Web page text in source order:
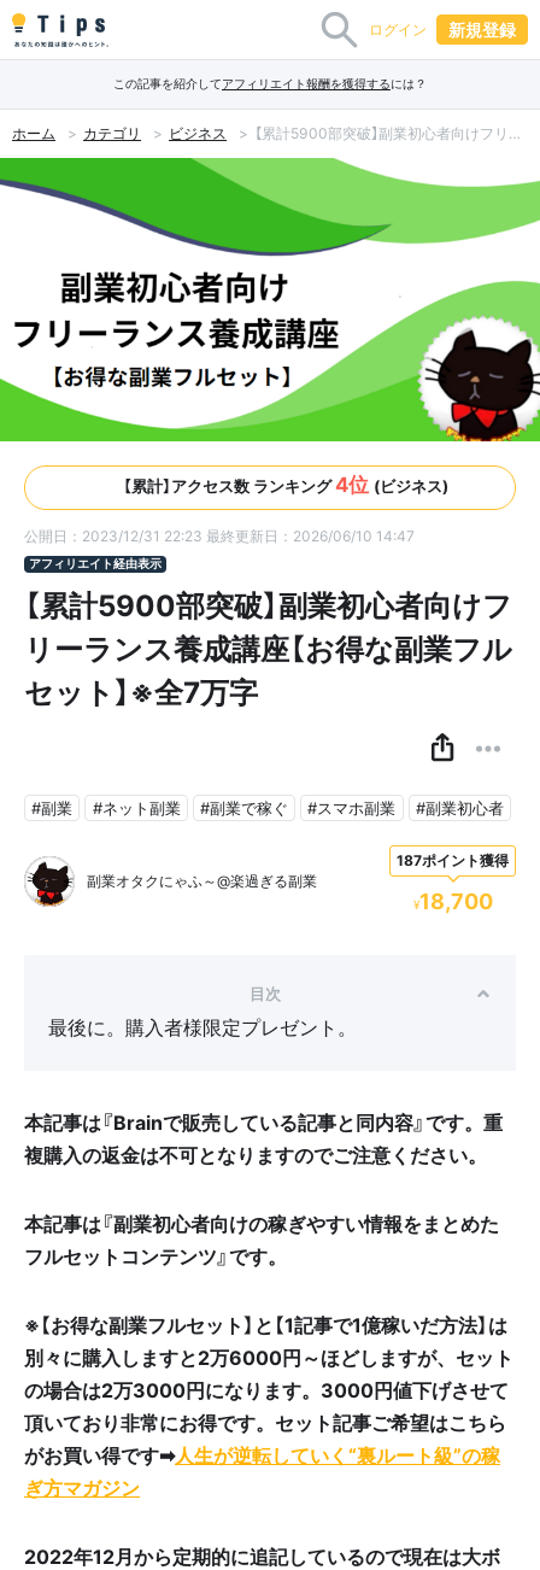
ログイン 新規登録
この記事を紹介してアフィリエイト報酬を獲得するには？
ホーム カテゴリ ビジネス 【累計5900部突破】副業初心者向けフリーランス養成講座【お得な副業フルセット】※全7万字
【累計】アクセス数 ランキング4位 (ビジネス)
公開日：2023/12/31 22:23 最終更新日：2026/06/10 14:47
アフィリエイト経由表示
【累計5900部突破】副業初心者向けフ
リーランス養成講座【お得な副業フル
セット】※全7万字
#副業 #ネット副業 #副業で稼ぐ #スマホ副業 #副業初心者
187ポイント獲得
¥18,700
副業オタクにゃふ～@楽過ぎる副業
目次
最後に。購入者様限定プレゼント。
本記事は『Brainで販売している記事と同内容』です。重
複購入の返金は不可となりますのでご注意ください。
本記事は『副業初心者向けの稼ぎやすい情報をまとめた
フルセットコンテンツ』です。
※【お得な副業フルセット】と 【1記事で1億稼いだ方法】 は
別々に購入しますと2万6000円～ほどしますが、セット
の場合は2万3000円になります。3000円値下げさせて
頂いており非常にお得です。セット記事ご希望はこちら
がお買い得です➡人生が逆転していく“裏ルート級”の稼
ぎ方マガジン
2022年12月から定期的に追記しているので現在は大ボ